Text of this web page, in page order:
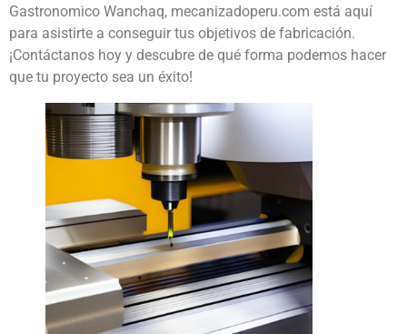
Gastronomico Wanchaq, mecanizadoperu.com está aquí
para asistirte a conseguir tus objetivos de fabricación.
¡Contáctanos hoy y descubre de qué forma podemos hacer
que tu proyecto sea un éxito!